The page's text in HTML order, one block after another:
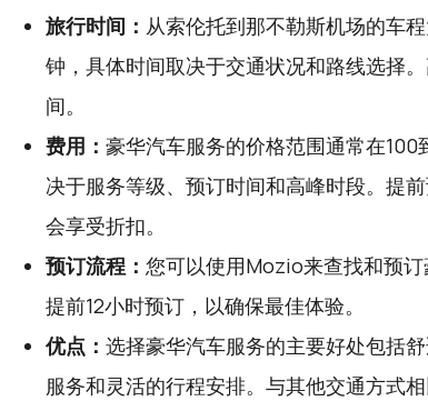
旅行时间： 从索伦托到那不勒斯机场的车
钟，具体时间取决于交通状况和路线选择
间。
费用： 豪华汽车服务的价格范围通常在
决于服务等级、预订时间和高峰时段。提
会享受折扣。
预订流程： 您可以使用Mozio来查找和预
提前12小时预订，以确保最佳体验。
优点： 选择豪华汽车服务的主要好处包括
服务和灵活的行程安排。与其他交通方式